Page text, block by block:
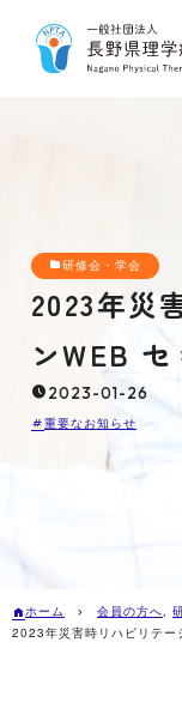
研修会・学会
2023年災
ンWEB
2023-01-26
重要なお知らせ
ホーム 会員の方へ,
2023年災害時リハビリテー